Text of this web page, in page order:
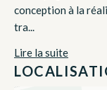
conception à la
tra...
Lire la suite